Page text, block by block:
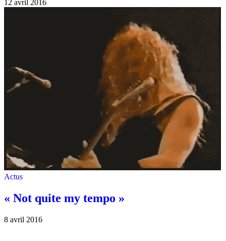
12 avril 2016
Actus
« Not quite my tempo »
8 avril 2016